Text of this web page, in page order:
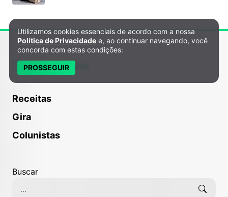
Receitas
Gira
Colunistas
Buscar
Política de Privacidade e Cookies
Utilizamos cookies essenciais de acordo com a nossa
Política de Privacidade e, ao continuar navegando, você
concorda com estas condições:
PROSSEGUIR